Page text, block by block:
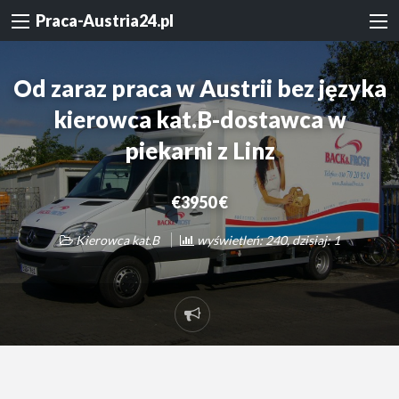
Praca-Austria24.pl
Od zaraz praca w Austrii bez języka
kierowca kat.B-dostawca w
piekarni z Linz
€3950 €
Kierowca kat.B wyświetleń: 240, dzisiaj: 1
Zgłoś
problem